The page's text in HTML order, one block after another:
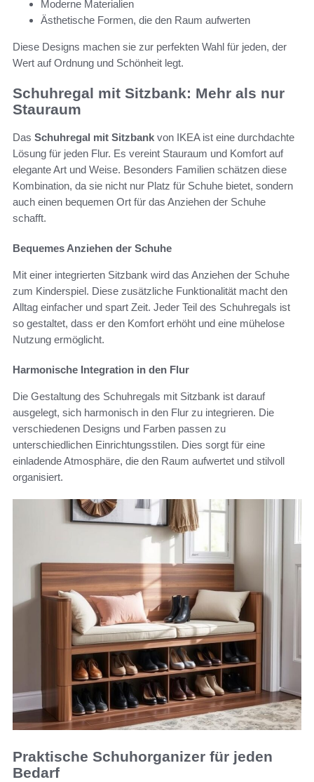
Moderne Materialien
Ästhetische Formen, die den Raum aufwerten
Diese Designs machen sie zur perfekten Wahl für jeden, der
Wert auf Ordnung und Schönheit legt.
Schuhregal mit Sitzbank: Mehr als nur
Stauraum
Das Schuhregal mit Sitzbank von IKEA ist eine durchdachte
Lösung für jeden Flur. Es vereint Stauraum und Komfort auf
elegante Art und Weise. Besonders Familien schätzen diese
Kombination, da sie nicht nur Platz für Schuhe bietet, sondern
auch einen bequemen Ort für das Anziehen der Schuhe
schafft.
Bequemes Anziehen der Schuhe
Mit einer integrierten Sitzbank wird das Anziehen der Schuhe
zum Kinderspiel. Diese zusätzliche Funktionalität macht den
Alltag einfacher und spart Zeit. Jeder Teil des Schuhregals ist
so gestaltet, dass er den Komfort erhöht und eine mühelose
Nutzung ermöglicht.
Harmonische Integration in den Flur
Die Gestaltung des Schuhregals mit Sitzbank ist darauf
ausgelegt, sich harmonisch in den Flur zu integrieren. Die
verschiedenen Designs und Farben passen zu
unterschiedlichen Einrichtungsstilen. Dies sorgt für eine
einladende Atmosphäre, die den Raum aufwertet und stilvoll
organisiert.
Praktische Schuhorganizer für jeden
Bedarf